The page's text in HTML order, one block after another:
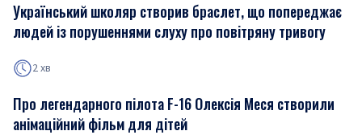
Український школяр створив браслет, що попереджає
людей із порушеннями слуху про повітряну тривогу
2 хв
Про легендарного пілота F-16 Олексія Меся створили
анімаційний фільм для дітей